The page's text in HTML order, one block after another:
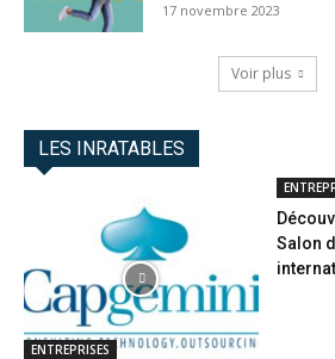
17 novembre 2023
Voir plus
LES INRATABLES
ENTREPRISES
Salon